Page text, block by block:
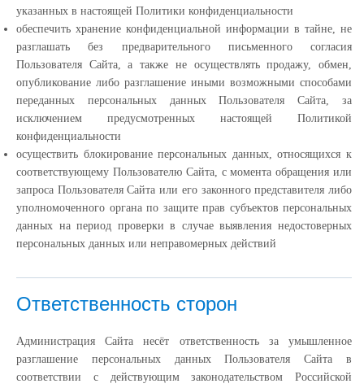
указанных в настоящей Политики конфиденциальности
обеспечить хранение конфиденциальной информации в тайне, не
разглашать без предварительного письменного согласия
Пользователя Сайта, а также не осуществлять продажу, обмен,
опубликование либо разглашение иными возможными способами
переданных персональных данных Пользователя Сайта, за
исключением предусмотренных настоящей Политикой
конфиденциальности
осуществить блокирование персональных данных, относящихся к
соответствующему Пользователю Сайта, с момента обращения или
запроса Пользователя Сайта или его законного представителя либо
уполномоченного органа по защите прав субъектов персональных
данных на период проверки в случае выявления недостоверных
персональных данных или неправомерных действий
Ответственность сторон
Администрация Сайта несёт ответственность за умышленное
разглашение персональных данных Пользователя Сайта в
соответствии с действующим законодательством Российской